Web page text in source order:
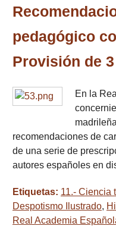
pedagógico
Provisión de
En la
recomendaciones de
de una serie de
autores españoles en
Etiquetas: 11.- Ciencia
Despotismo Ilustrado,
Real Academia